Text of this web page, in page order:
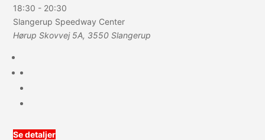
18:30 - 20:30
Slangerup Speedway Center
Hørup Skovvej 5A, 3550 Slangerup
Se detaljer